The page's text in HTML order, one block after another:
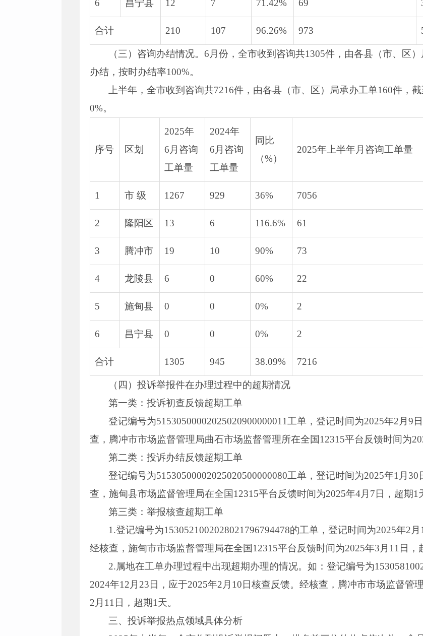
6 昌宁县 12 7 71.42% 69
合计 210 107 96.26% 973
（三）咨询办结情况。6月份，全市收到咨询共1305件，由各县（市、区
办结，按时办结率100%。
上半年，全市收到咨询共7216件，由各县（市、区）局承办工单160件，
0%。
序号 区划
2025年
6月咨询
工单量
2024年
6月咨询
工单量
同比
（%）
2025年上半年月咨询工单量
1 市 级 1267 929 36% 7056
2 隆阳区 13 6 116.6% 61
3 腾冲市 19 10 90% 73
4 龙陵县 6 0 60% 22
5 施甸县 0 0 0% 2
6 昌宁县 0 0 0% 2
合计 1305 945 38.09% 7216
（四）投诉举报件在办理过程中的超期情况
第一类：投诉初查反馈超期工单
登记编号为51530500002025020900000011工单，登记时间为2025年2月9
查，腾冲市市场监督管理局曲石市场监督管理所在全国12315平台反馈时间为
第二类：投诉办结反馈超期工单
登记编号为51530500002025020500000080工单，登记时间为2025年1月
查，施甸县市场监督管理局在全国12315平台反馈时间为2025年4月7日，超期1
第三类：举报核查超期工单
1.登记编号为1530521002028021796794478的工单，登记时间为2025年2
经核查，施甸市市场监督管理局在全国12315平台反馈时间为2025年3月11日，
2.属地在工单办理过程中出现超期办理的情况。如：登记编号为
2024年12月23日，应于2025年2月10日核查反馈。经核查，腾冲市市场监督管
2月11日，超期1天。
三、投诉举报热点领域具体分析